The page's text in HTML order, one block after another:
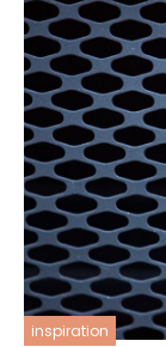
inspiration